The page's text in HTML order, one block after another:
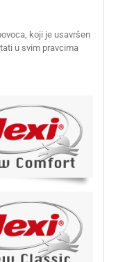
koji je usavršen
u svim pravcima